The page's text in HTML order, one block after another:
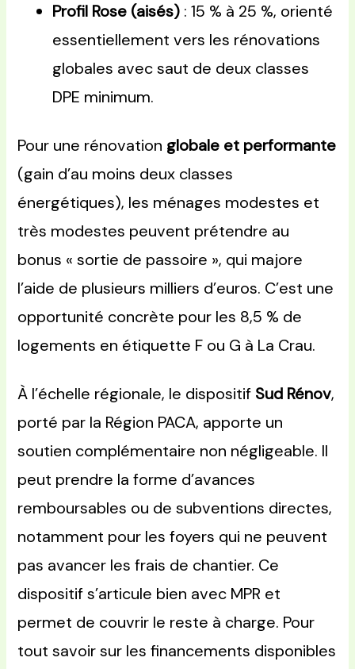
Profil Rose (aisés) : 15 % à 25 %, orienté
essentiellement vers les rénovations
globales avec saut de deux classes
DPE minimum.
Pour une rénovation globale et performante
(gain d’au moins deux classes
énergétiques), les ménages modestes et
très modestes peuvent prétendre au
bonus « sortie de passoire », qui majore
l’aide de plusieurs milliers d’euros. C’est une
opportunité concrète pour les 8,5 % de
logements en étiquette F ou G à La Crau.
À l’échelle régionale, le dispositif Sud Rénov,
porté par la Région PACA, apporte un
soutien complémentaire non négligeable. Il
peut prendre la forme d’avances
remboursables ou de subventions directes,
notamment pour les foyers qui ne peuvent
pas avancer les frais de chantier. Ce
dispositif s’articule bien avec MPR et
permet de couvrir le reste à charge. Pour
tout savoir sur les financements disponibles